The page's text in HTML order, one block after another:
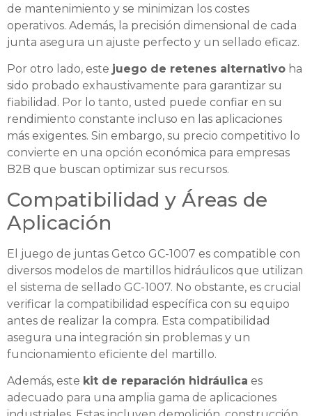
de mantenimiento y se minimizan los costes
operativos. Además, la precisión dimensional de cada
junta asegura un ajuste perfecto y un sellado eficaz.
Por otro lado, este juego de retenes alternativo ha
sido probado exhaustivamente para garantizar su
fiabilidad. Por lo tanto, usted puede confiar en su
rendimiento constante incluso en las aplicaciones
más exigentes. Sin embargo, su precio competitivo lo
convierte en una opción económica para empresas
B2B que buscan optimizar sus recursos.
Compatibilidad y Áreas de
Aplicación
El juego de juntas Getco GC-1007 es compatible con
diversos modelos de martillos hidráulicos que utilizan
el sistema de sellado GC-1007. No obstante, es crucial
verificar la compatibilidad específica con su equipo
antes de realizar la compra. Esta compatibilidad
asegura una integración sin problemas y un
funcionamiento eficiente del martillo.
Además, este kit de reparación hidráulica es
adecuado para una amplia gama de aplicaciones